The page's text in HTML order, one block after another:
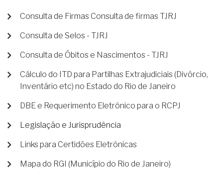
Consulta de Firmas Consulta de firmas TJRJ
Consulta de Selos - TJRJ
Consulta de Óbitos e Nascimentos - TJRJ
Cálculo do ITD para Partilhas Extrajudiciais (Divórcio,
Inventário etc) no Estado do Rio de Janeiro
DBE e Requerimento Eletrônico para o RCPJ
Legislação e Jurisprudência
Links para Certidões Eletrônicas
Mapa do RGI (Município do Rio de Janeiro)